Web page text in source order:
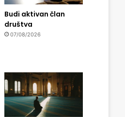
Budi aktivan član
društva
07/08/2026